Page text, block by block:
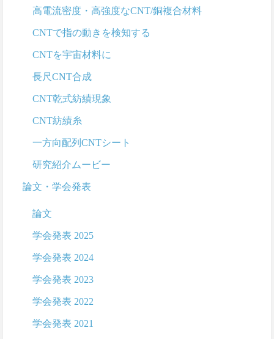
高電流密度・高強度なCNT/銅複合材料
CNTで指の動きを検知する
CNTを宇宙材料に
長尺CNT合成
CNT乾式紡績現象
CNT紡績糸
一方向配列CNTシート
研究紹介ムービー
論文・学会発表
論文
学会発表 2025
学会発表 2024
学会発表 2023
学会発表 2022
学会発表 2021